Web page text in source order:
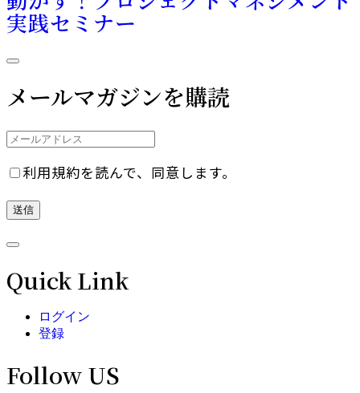
実践セミナー
メールマガジンを購読
利用規約を読んで、同意します。
Quick Link
ログイン
登録
Follow US